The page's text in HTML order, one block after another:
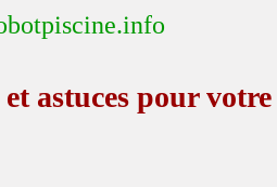
astuces pour votre